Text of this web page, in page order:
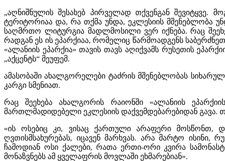
„აღნიშნულის შესახებ პირველად თქვენგან შევიტყვე.
ტერიტორიაა და, რა თქმა უნდა, ეკლესიის მშენებლობა
საღმრთო ლიტურგია მადლმოსილი ვერ იქნება. რაც
რადგან ეს ის ეპარქიაა, რომელიც წარმოადგენს
«ალანიის ეპარქია» თავის თავს აღიქვამს რუსეთის
„აქცენტს“ მეუფემ.
ამასობაში ახალგორელები ტაძრის მშენებლობას
კარგი სმენიათ.
რაც შეეხება ახალგორის რაიონში «ალანიის
მართლმადიდებელი ეკლესიის დაქვემდებარებიდან გავა.
«ის ოსებიც კი, ვისაც ქართული არაფერი მოსწონთ,
ღვთისმსახურებას, იცავენ მარხვას. არა მარტო
ჩამოდიან ოსი ქალები, რათა ერთი-ორი კვირა
მონაზვნებს ამ ყველაფრის მოვლაში ეხმარებიან».